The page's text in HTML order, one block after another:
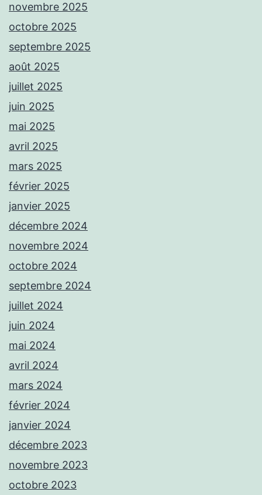
novembre 2025
octobre 2025
septembre 2025
août 2025
juillet 2025
juin 2025
mai 2025
avril 2025
mars 2025
février 2025
janvier 2025
décembre 2024
novembre 2024
octobre 2024
septembre 2024
juillet 2024
juin 2024
mai 2024
avril 2024
mars 2024
février 2024
janvier 2024
décembre 2023
novembre 2023
octobre 2023